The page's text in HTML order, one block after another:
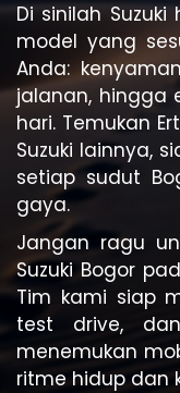
Di sinilah
model yang
Anda:
jalanan, hingga
hari. Temukan
Suzuki lainnya,
setiap sudut
gaya.
Jangan ragu
Suzuki Bogor
Tim kami siap
test drive,
menemukan
ritme hidup dan